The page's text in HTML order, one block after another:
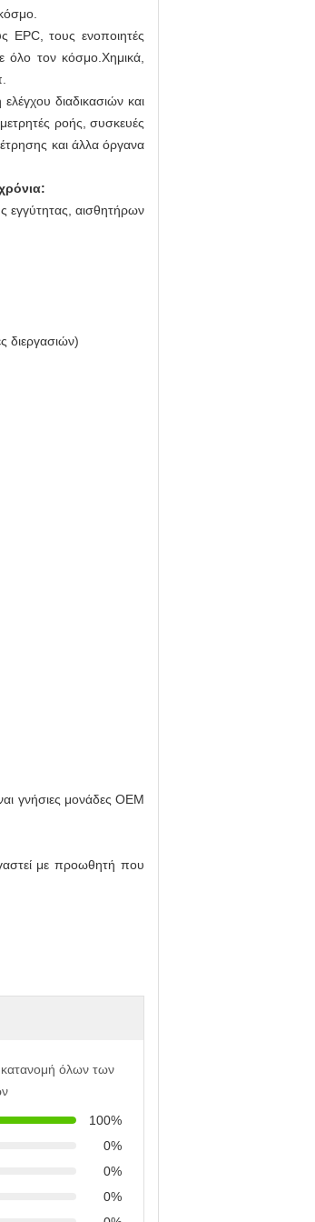
EPC, τους ενοποιητές
όλο τον κόσμο.Χημικά,
διαδικασιών και
ροής, συσκευές
και άλλα όργανα
αισθητήρων
διεργασιών)
γνήσιες μονάδες OEM
με προωθητή που
κατανομή όλων των
100%
0%
0%
0%